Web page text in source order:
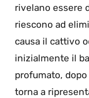
rivelano essere
riescono ad
causa il cattivo
inizialmente il
profumato,
torna a